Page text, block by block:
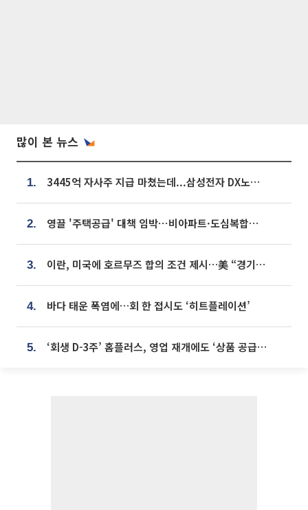
많이 본 뉴스
1. 3445억 자사주 지급 마쳤는데...삼성전자 DX노조, 뒤늦은 '떼쓰기 집회'
2. 영끌 '주택공급' 대책 임박⋯비아파트·도심복합까지 총동원
3. 이란, 미국에 호르무즈 합의 조건 제시…美 “경기 아직 안 끝나” [종합]
4. 바다 태운 폭염에…회 한 접시도 ‘히트플레이션’
5. ‘회생 D-3주’ 홈플러스, 영업 재개에도 ‘상품 공급망’ 복구가 생존 관건